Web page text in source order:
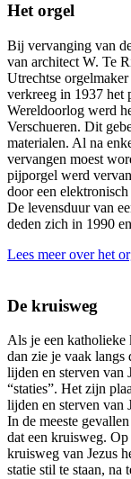
Het orgel
Bij vervanging van
van architect W. Te
Utrechtse
verkreeg in 1937 het
Wereldoorlog werd
Verschueren. Dit
materialen. Al na
vervangen moest
pijporgel werd
door een
De levensduur van
deden zich in 1990
Lees meer over het
De kruisweg
Als je een
dan zie je vaak
lijden en sterven van
“staties”. Het zijn
lijden en sterven van
In de meeste
dat een kruisweg.
kruisweg van Jezus
statie stil te staan, na